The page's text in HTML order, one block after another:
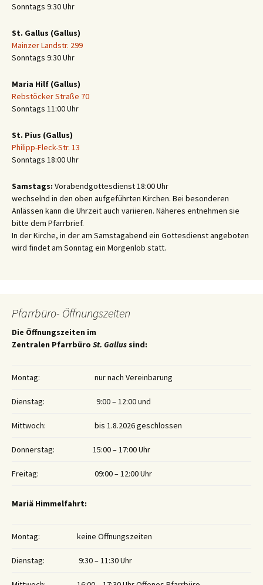
Sonntags 9:30 Uhr
St. Gallus (Gallus)
Mainzer Landstr. 299
Sonntags 9:30 Uhr
Maria Hilf (Gallus)
Rebstöcker Straße 70
Sonntags 11:00 Uhr
St. Pius (Gallus)
Philipp-Fleck-Str. 13
Sonntags 18:00 Uhr
Samstags: Vorabendgottesdienst 18:00 Uhr
wechselnd in den oben aufgeführten Kirchen. Bei besonderen
Anlässen kann die Uhrzeit auch variieren. Näheres entnehmen sie
bitte dem Pfarrbrief.
In der Kirche, in der am Samstagabend ein Gottesdienst angeboten
wird findet am Sonntag ein Morgenlob statt.
Pfarrbüro- Öffnungszeiten
Die Öffnungszeiten im
Zentralen Pfarrbüro St. Gallus sind:
Montag: nur nach Vereinbarung
Dienstag: 9:00 – 12:00 und
Mittwoch: bis 1.8.2026 geschlossen
Donnerstag: 15:00 – 17:00 Uhr
Freitag: 09:00 – 12:00 Uhr
Mariä Himmelfahrt:
Montag: keine Öffnungszeiten
Dienstag: 9:30 – 11:30 Uhr